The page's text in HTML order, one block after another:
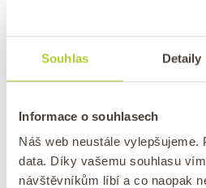
Souhlas Detaily
Informace o souhlasech
Náš web neustále vylepšujeme.
data. Díky vašemu souhlasu
návštěvníkům líbí a co naopak
✅Nejrychlejší recept na chia